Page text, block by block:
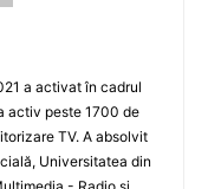
a activat în cadrul
activ peste 1700 de
TV. A absolvit
Universitatea din